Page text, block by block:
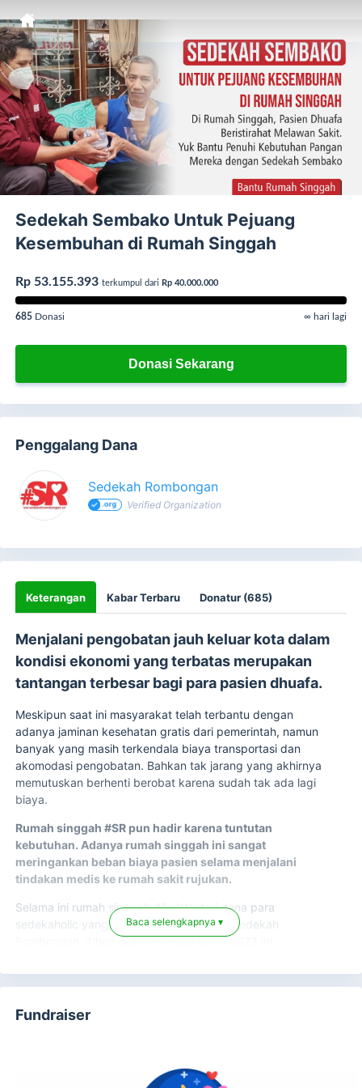
Sedekah Sembako Untuk Pejuang
Kesembuhan di Rumah Singgah
Rp 53.155.393 terkumpul dari Rp 40.000.000
685 Donasi ∞ hari lagi
Donasi Sekarang
Penggalang Dana
Sedekah Rombongan
Verified Organization
Keterangan Kabar Terbaru Donatur (685)
Menjalani pengobatan jauh keluar kota dalam
kondisi ekonomi yang terbatas merupakan
tantangan terbesar bagi para pasien dhuafa.
Meskipun saat ini masyarakat telah terbantu dengan
adanya jaminan kesehatan gratis dari pemerintah, namun
banyak yang masih terkendala biaya transportasi dan
akomodasi pengobatan. Bahkan tak jarang yang akhirnya
memutuskan berhenti berobat karena sudah tak ada lagi
biaya.
Rumah singgah #SR pun hadir karena tuntutan
kebutuhan. Adanya rumah singgah ini sangat
meringankan beban biaya pasien selama menjalani
tindakan medis ke rumah sakit rujukan.
Selama ini rumah singgah dikelola dari dana para
sedekaholic yang menitipkannya melalui Sedekah
Rombongan. Alhamdulillah hingga tahun 2023 ini,
untuk mengelola 11 rumah singgah yang beroperasi di
Semarang, Magetan, Jogjakarta, Surabaya (3), dan
Baca selengkapnya ▾
Fundraiser